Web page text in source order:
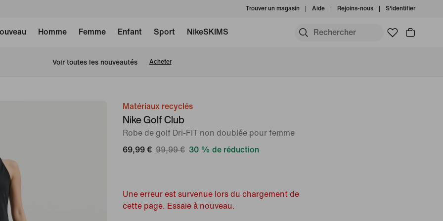
Trouver un magasin Aide Rejoins-nous S'identifier
Homme Femme Enfant Sport NikeSKIMS
Voir toutes les nouveautés Acheter
image 1Matériaux recyclés
Nike Golf Club
Robe de golf Dri-FIT non doublée pour femme
69,99 € 99,99 € 30 % de réduction
Une erreur est survenue lors du chargement de
cette page. Essaie à nouveau.